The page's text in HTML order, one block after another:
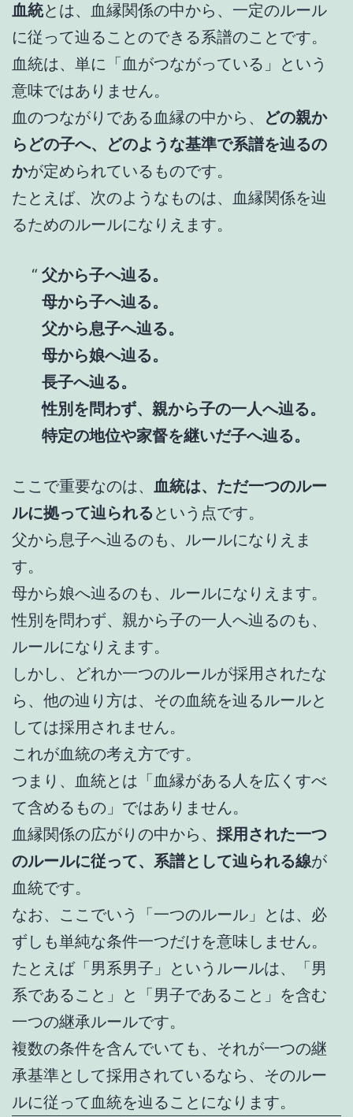
血統とは、血縁関係の中から、一定のルール
に従って辿ることのできる系譜のことです。
血統は、単に「血がつながっている」という
意味ではありません。
血のつながりである血縁の中から、
どの親か
らどの子へ、どのような基準で系譜を辿るの
かが定められているものです。
たとえば、次のようなものは、血縁関係を辿
るためのルールになりえます。
父から子へ辿る。
母から子へ辿る。
父から息子へ辿る。
母から娘へ辿る。
長子へ辿る。
性別を問わず、親から子の一人へ辿る。
特定の地位や家督を継いだ子へ辿る。
ここで重要なのは、
血統は、ただ一つのルー
ルに拠って辿られる という点です。
父から息子へ辿るのも、ルールになりえま
す。
母から娘へ辿るのも、ルールになりえます。
性別を問わず、親から子の一人へ辿るのも、
ルールになりえます。
しかし、どれか一つのルールが採用されたな
ら、他の辿り方は、その血統を辿るルールと
しては採用されません。
これが血統の考え方です。
つまり、血統とは「血縁がある人を広くすべ
て含めるもの」ではありません。
血縁関係の広がりの中から、 採用された一つ
のルールに従って、系譜として辿られる線が
血統です。
なお、ここでいう「一つのルール」とは、必
ずしも単純な条件一つだけを意味しません。
たとえば「男系男子」というルールは、「男
系であること」と「男子であること」を含む
一つの継承ルールです。
複数の条件を含んでいても、それが一つの継
承基準として採用されているなら、そのルー
ルに従って血統を辿ることになります。